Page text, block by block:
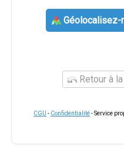
Géolocalisez-
Retour à
CGU - Confidentialité- Service